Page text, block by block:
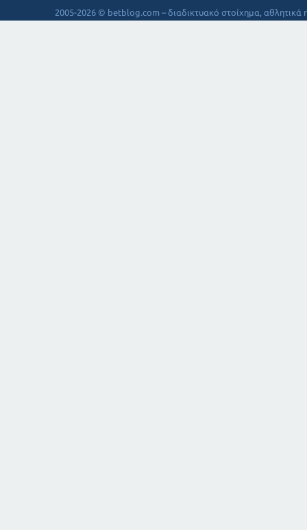
2005-2026 © betblog.com – διαδικτυακό στοίχημα, αθλητικά